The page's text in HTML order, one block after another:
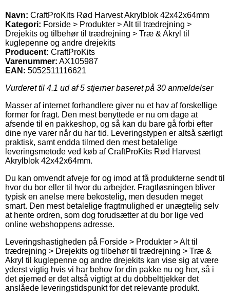
Navn: CraftProKits Rød Harvest Akrylblok 42x42x64mm
Kategori: Forside > Produkter > Alt til trædrejning >
Drejekits og tilbehør til trædrejning > Træ & Akryl til
kuglepenne og andre drejekits
Producent: CraftProKits
Varenummer: AX105987
EAN: 5052511116621
Vurderet til 4.1 ud af 5 stjerner baseret på 30 anmeldelser
Masser af internet forhandlere giver nu et hav af forskellige
former for fragt. Den mest benyttede er nu om dage at
afsende til en pakkeshop, og så kan du bare gå forbi efter
dine nye varer når du har tid. Leveringstypen er altså særligt
praktisk, samt endda tilmed den mest betalelige
leveringsmetode ved køb af CraftProKits Rød Harvest
Akrylblok 42x42x64mm.
Du kan omvendt afveje for og imod at få produkterne sendt til
hvor du bor eller til hvor du arbejder. Fragtløsningen bliver
typisk en anelse mere bekostelig, men desuden meget
smart. Den mest betalelige fragtmulighed er unægtelig selv
at hente ordren, som dog forudsætter at du bor lige ved
online webshoppens adresse.
Leveringshastigheden på Forside > Produkter > Alt til
trædrejning > Drejekits og tilbehør til trædrejning > Træ &
Akryl til kuglepenne og andre drejekits kan vise sig at være
yderst vigtig hvis vi har behov for din pakke nu og her, så i
det øjemed er det altså vigtigt at du dobbelttjekker det
anslåede leveringstidspunkt for det relevante produkt.